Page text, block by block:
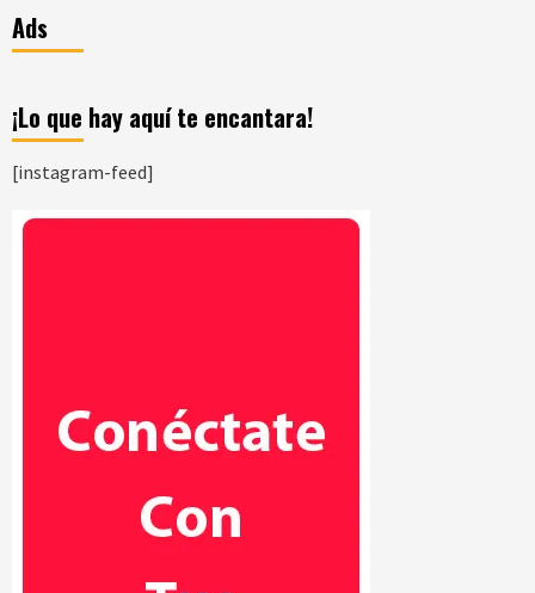
Ads
¡Lo que hay aquí te encantara!
[instagram-feed]